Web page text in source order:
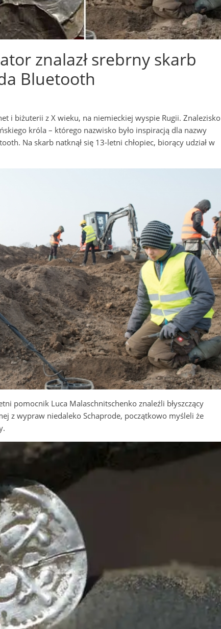
znalazł srebrny skarb
Bluetooth
i biżuterii z X wieku, na niemieckiej wyspie Rugii. Znalezisko
króla – którego nazwisko było inspiracją dla nazwy
Na skarb natknął się 13-letni chłopiec, biorący udział w
pomocnik Luca Malaschnitschenko znaleźli błyszczący
z wypraw niedaleko Schaprode, początkowo myśleli że